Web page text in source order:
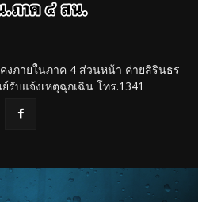
งภายในภาค 4 ส่วนหน้า ค่ายสิรินธร
รับแจ้งเหตุฉุกเฉิน โทร.1341